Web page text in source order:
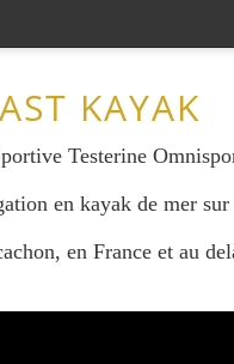
AST KAYAK
Testerine
en kayak de mer sur
en France et au